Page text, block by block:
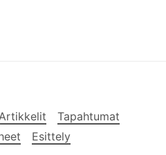
Tapahtumat
Esittely